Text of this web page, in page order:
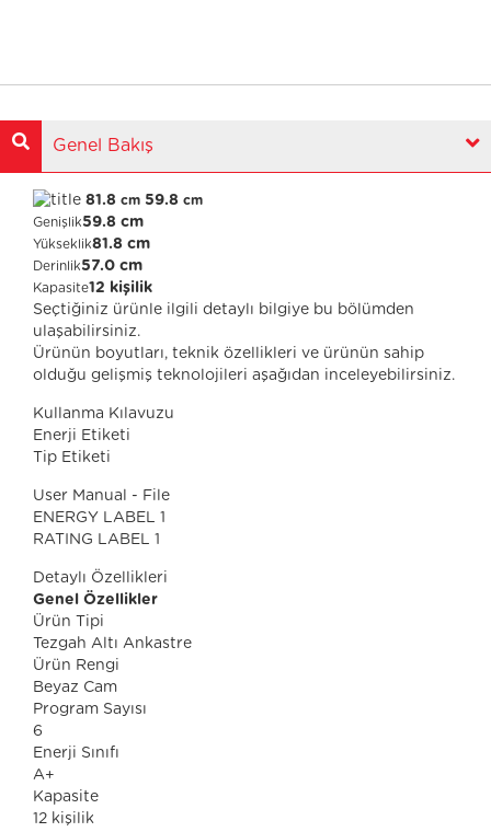
Genel Bakış
81.8 cm 59.8 cm
Genişlik59.8 cm
Yükseklik81.8 cm
Derinlik57.0 cm
Kapasite12 kişilik
Seçtiğiniz ürünle ilgili detaylı bilgiye bu bölümden
ulaşabilirsiniz.
Ürünün boyutları, teknik özellikleri ve ürünün sahip
olduğu gelişmiş teknolojileri aşağıdan inceleyebilirsiniz.
Kullanma Kılavuzu
Enerji Etiketi
Tip Etiketi
User Manual - File
ENERGY LABEL 1
RATING LABEL 1
Detaylı Özellikleri
Genel Özellikler
Ürün Tipi
Tezgah Altı Ankastre
Ürün Rengi
Beyaz Cam
Program Sayısı
6
Enerji Sınıfı
A+
Kapasite
12 kişilik